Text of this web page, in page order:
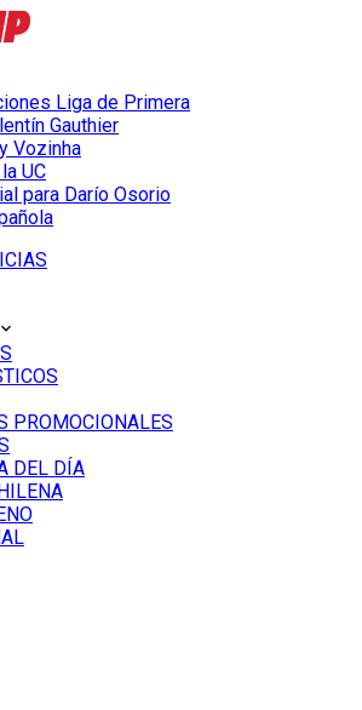
Liga de Primera
Gauthier
Vozinha
UC
para Darío Osorio
PROMOCIONALES
DEL DÍA